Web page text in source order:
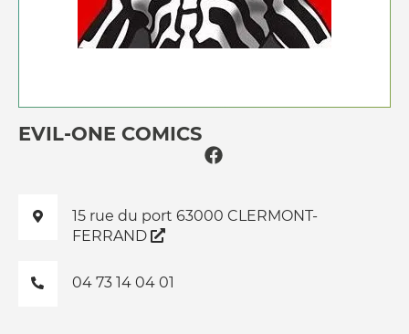
EVIL-ONE COMICS
15 rue du port 63000 CLERMONT-
FERRAND
04 73 14 04 01